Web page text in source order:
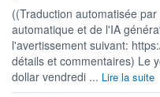
((Traduction automatisée
automatique et de l'IA
l'avertissement suivant:
détails et commentaires) Le
dollar vendredi ... Lire la suite